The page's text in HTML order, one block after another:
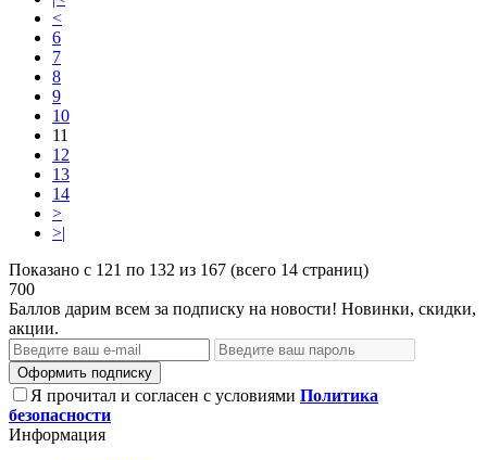
<
6
7
8
9
10
11
12
13
14
>
>|
Показано с 121 по 132 из 167 (всего 14 страниц)
700
Баллов дарим всем за подписку на новости! Новинки, скидки,
акции.
Оформить подписку
Я прочитал и согласен с условиями Политика
безопасности
Информация